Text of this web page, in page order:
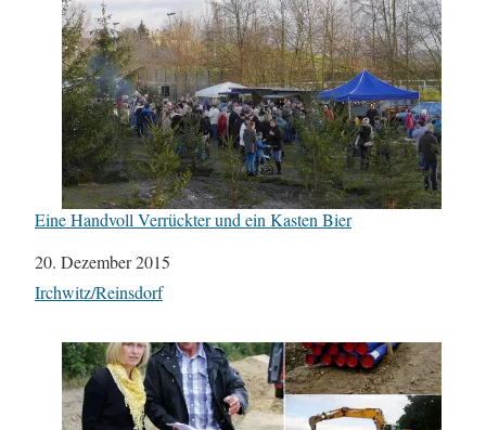
Eine Handvoll Verrückter und ein Kasten Bier
Datum
20. Dezember 2015
In Bezug auf
Irchwitz/Reinsdorf